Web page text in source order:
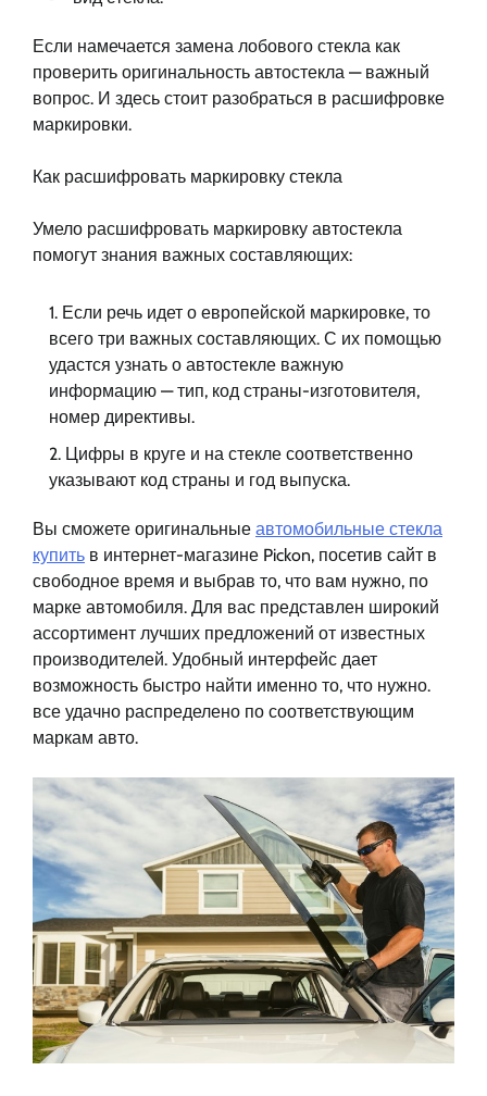
Если намечается замена лобового стекла как
проверить оригинальность автостекла — важный
вопрос. И здесь стоит разобраться в расшифровке
маркировки.
Как расшифровать маркировку стекла
Умело расшифровать маркировку автостекла
помогут знания важных составляющих:
Если речь идет о европейской маркировке, то
всего три важных составляющих. С их помощью
удастся узнать о автостекле важную
информацию — тип, код страны-изготовителя,
номер директивы.
Цифры в круге и на стекле соответственно
указывают код страны и год выпуска.
Вы сможете оригинальные автомобильные стекла
купить в интернет-магазине Pickon, посетив сайт в
свободное время и выбрав то, что вам нужно, по
марке автомобиля. Для вас представлен широкий
ассортимент лучших предложений от известных
производителей. Удобный интерфейс дает
возможность быстро найти именно то, что нужно.
все удачно распределено по соответствующим
маркам авто.